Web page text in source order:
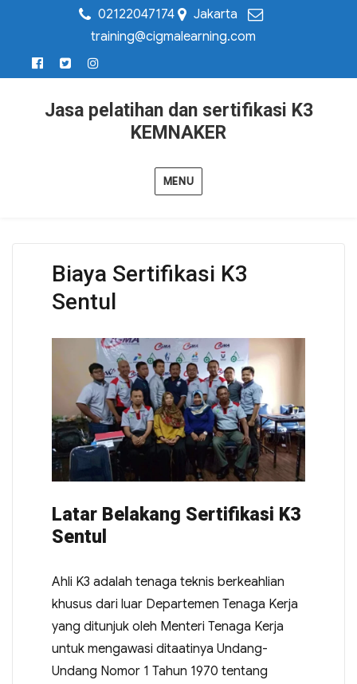
02122047174
Jakarta
training@cigmalearning.com
Jasa pelatihan dan sertifikasi K3
KEMNAKER
MENU
Biaya Sertifikasi K3
Sentul
Latar Belakang Sertifikasi K3
Sentul
Ahli K3 adalah tenaga teknis berkeahlian
khusus dari luar Departemen Tenaga Kerja
yang ditunjuk oleh Menteri Tenaga Kerja
untuk mengawasi ditaatinya Undang-
Undang Nomor 1 Tahun 1970 tentang